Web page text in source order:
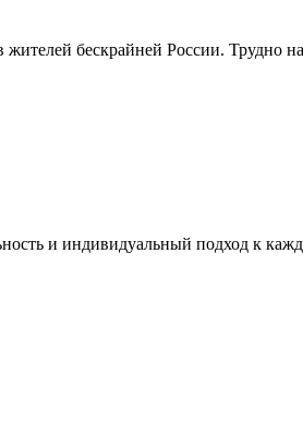
бескрайней России. Трудно
и индивидуальный подход к